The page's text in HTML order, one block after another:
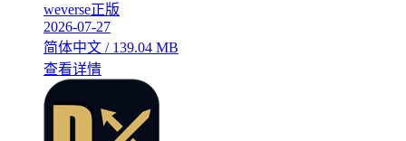
weverse正版
2026-07-27
简体中文 / 139.04 MB
查看详情